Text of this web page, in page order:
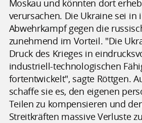
Moskau und könnten dort
verursachen. Die Ukraine sei in
Abwehrkampf gegen die
zunehmend im Vorteil. "Die
Druck des Krieges in
industriell-technologischen
fortentwickelt", sagte Röttgen.
schaffe sie es, den eigenen
Teilen zu kompensieren und
Streitkräften massive Verluste